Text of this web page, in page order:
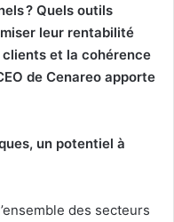
? Quels outils
leur rentabilité
et la cohérence
de Cenareo apporte
un potentiel à
des secteurs